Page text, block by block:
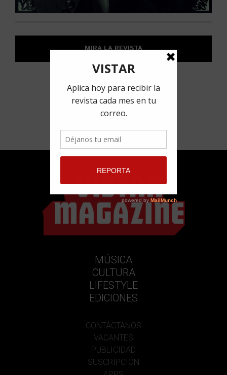
MIRA LA REVISTA
MÚSICA
CULTURA
LIFESTYLE
EDICIONES
CONTÁCTANOS
VACANTES
PUBLICIDAD
SUSCRIPCIÓN